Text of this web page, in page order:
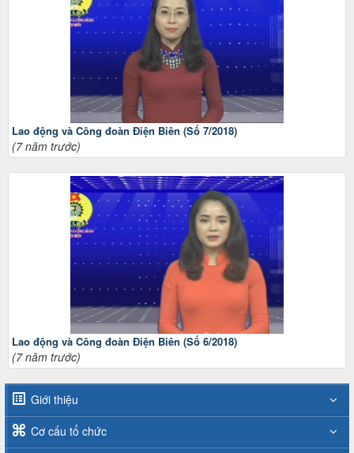
Lao động và Công đoàn Điện Biên (Số 7/2018)
(7 năm trước)
Lao động và Công đoàn Điện Biên (Số 6/2018)
(7 năm trước)
Giới thiệu
Cơ cấu tổ chức